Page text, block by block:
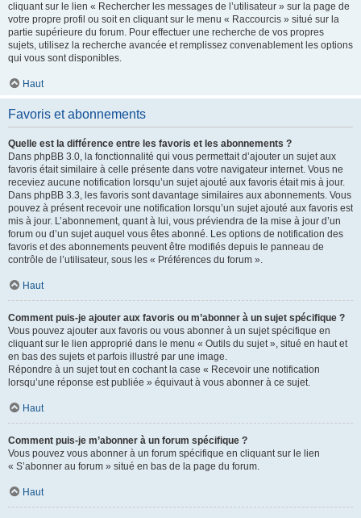
cliquant sur le lien « Rechercher les messages de l’utilisateur » sur la page de
votre propre profil ou soit en cliquant sur le menu « Raccourcis » situé sur la
partie supérieure du forum. Pour effectuer une recherche de vos propres
sujets, utilisez la recherche avancée et remplissez convenablement les options
qui vous sont disponibles.
Haut
Favoris et abonnements
Quelle est la différence entre les favoris et les abonnements ?
Dans phpBB 3.0, la fonctionnalité qui vous permettait d’ajouter un sujet aux
favoris était similaire à celle présente dans votre navigateur internet. Vous ne
receviez aucune notification lorsqu’un sujet ajouté aux favoris était mis à jour.
Dans phpBB 3.3, les favoris sont davantage similaires aux abonnements. Vous
pouvez à présent recevoir une notification lorsqu’un sujet ajouté aux favoris est
mis à jour. L’abonnement, quant à lui, vous préviendra de la mise à jour d’un
forum ou d’un sujet auquel vous êtes abonné. Les options de notification des
favoris et des abonnements peuvent être modifiés depuis le panneau de
contrôle de l’utilisateur, sous les « Préférences du forum ».
Haut
Comment puis-je ajouter aux favoris ou m’abonner à un sujet spécifique ?
Vous pouvez ajouter aux favoris ou vous abonner à un sujet spécifique en
cliquant sur le lien approprié dans le menu « Outils du sujet », situé en haut et
en bas des sujets et parfois illustré par une image.
Répondre à un sujet tout en cochant la case « Recevoir une notification
lorsqu’une réponse est publiée » équivaut à vous abonner à ce sujet.
Haut
Comment puis-je m’abonner à un forum spécifique ?
Vous pouvez vous abonner à un forum spécifique en cliquant sur le lien
« S’abonner au forum » situé en bas de la page du forum.
Haut